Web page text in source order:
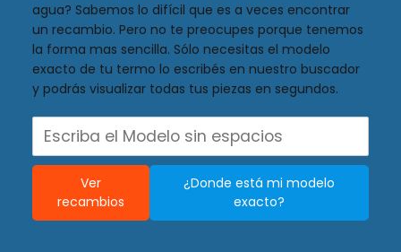
agua? Sabemos lo difícil que es a veces encontrar
un recambio. Pero no te preocupes porque tenemos
la forma mas sencilla. Sólo necesitas el modelo
exacto de tu termo lo escribés en nuestro buscador
y podrás visualizar todas tus piezas en segundos.
Ver
recambios
¿Donde está mi modelo
exacto?